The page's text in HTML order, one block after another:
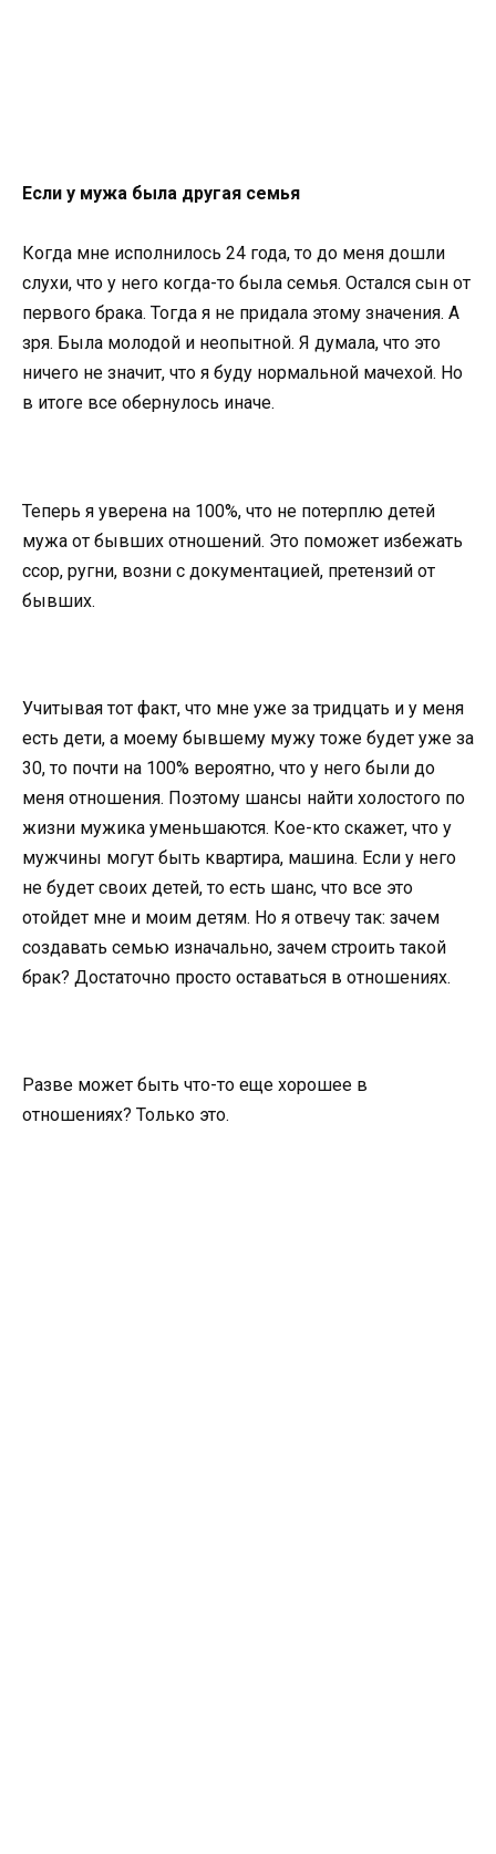
Если у мужа была другая семья
Когда мне исполнилось 24 года, то до меня дошли
слухи, что у него когда-то была семья. Остался сын от
первого брака. Тогда я не придала этому значения. А
зря. Была молодой и неопытной. Я думала, что это
ничего не значит, что я буду нормальной мачехой. Но
в итоге все обернулось иначе.
Теперь я уверена на 100%, что не потерплю детей
мужа от бывших отношений. Это поможет избежать
ссор, ругни, возни с документацией, претензий от
бывших.
Учитывая тот факт, что мне уже за тридцать и у меня
есть дети, а моему бывшему мужу тоже будет уже за
30, то почти на 100% вероятно, что у него были до
меня отношения. Поэтому шансы найти холостого по
жизни мужика уменьшаются. Кое-кто скажет, что у
мужчины могут быть квартира, машина. Если у него
не будет своих детей, то есть шанс, что все это
отойдет мне и моим детям. Но я отвечу так: зачем
создавать семью изначально, зачем строить такой
брак? Достаточно просто оставаться в отношениях.
Разве может быть что-то еще хорошее в
отношениях? Только это.